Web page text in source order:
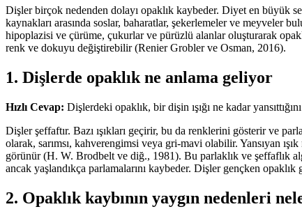
Dişler birçok nedenden dolayı opaklık kaybeder. Diyet en büyük
kaynakları arasında soslar, baharatlar, şekerlemeler ve meyveler
hipoplazisi ve çürüme, çukurlar ve pürüzlü alanlar oluşturarak
renk ve dokuyu değiştirebilir (Renier Grobler ve Osman, 2016).
1. Dişlerde opaklık ne anlama geliyor
Hızlı Cevap: Dişlerdeki opaklık, bir dişin ışığı ne kadar
Dişler şeffaftır. Bazı ışıkları geçirir, bu da renklerini gösterir ve
olarak, sarımsı, kahverengimsi veya gri-mavi olabilir. Yansıyan
görünür (H. W. Brodbelt ve diğ., 1981). Bu parlaklık ve şeffaflık
ancak yaşlandıkça parlamalarını kaybeder. Dişler gençken
2. Opaklık kaybının yaygın nedenleri